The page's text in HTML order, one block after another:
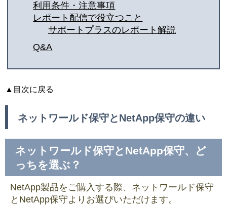
利用条件・注意事項
レポート配信で役立つこと
サポートプラスのレポート解説
Q&A
▲目次に戻る
ネットワールド保守とNetApp保守の違い
ネットワールド保守とNetApp保守、ど
っちを選ぶ？
NetApp製品をご購入する際、ネットワールド保守
とNetApp保守よりお選びいただけます。